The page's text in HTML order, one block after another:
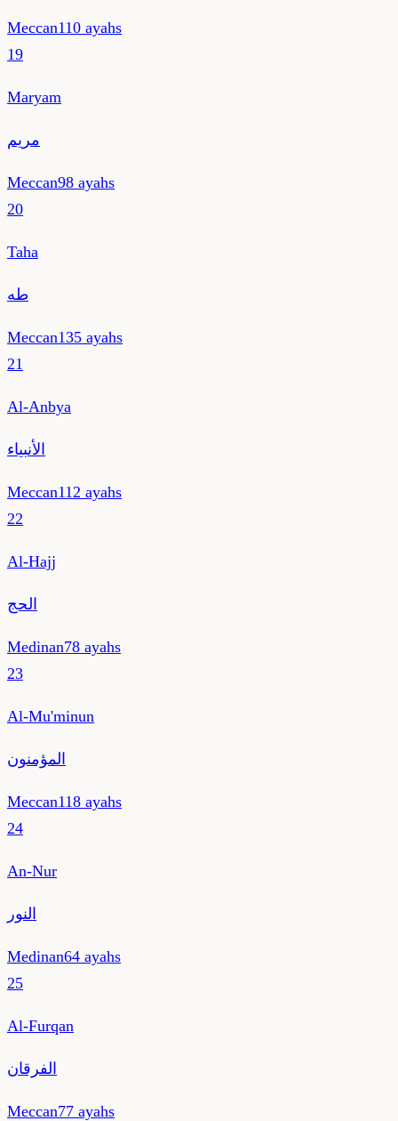
Meccan110 ayahs
19
Maryam
مريم
Meccan98 ayahs
20
Taha
طه
Meccan135 ayahs
21
Al-Anbya
الأنبياء
Meccan112 ayahs
22
Al-Hajj
الحج
Medinan78 ayahs
23
Al-Mu'minun
المؤمنون
Meccan118 ayahs
24
An-Nur
النور
Medinan64 ayahs
25
Al-Furqan
الفرقان
Meccan77 ayahs